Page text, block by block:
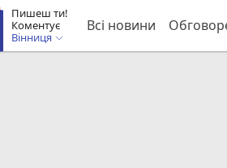
Пишеш ти!
Коментує
Вінниця
Всі новини